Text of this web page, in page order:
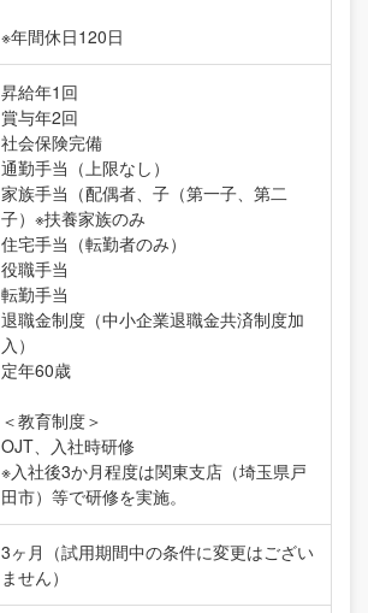
※年間休日120日
昇給年1回
賞与年2回
社会保険完備
通勤手当（上限なし）
家族手当（配偶者、子（第一子、第二
子）※扶養家族のみ
住宅手当（転勤者のみ）
役職手当
転勤手当
退職金制度（中小企業退職金共済制度加
入）
定年60歳
＜教育制度＞
OJT、入社時研修
※入社後3か月程度は関東支店（埼玉県戸
田市）等で研修を実施。
3ヶ月（試用期間中の条件に変更はござい
ません）